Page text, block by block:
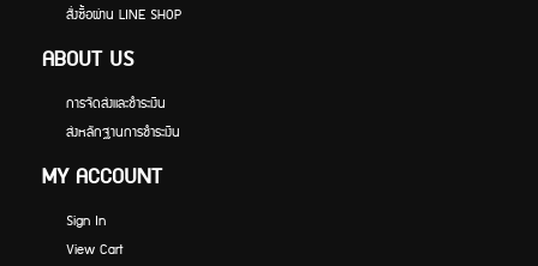
สั่งซื้อผ่าน LINE SHOP
ABOUT US
การจัดส่งและชำระเงิน
ส่งหลักฐานการชำระเงิน
MY ACCOUNT
Sign In
View Cart